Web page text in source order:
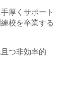
厚くサポート
校を卒業する
つ非効率的